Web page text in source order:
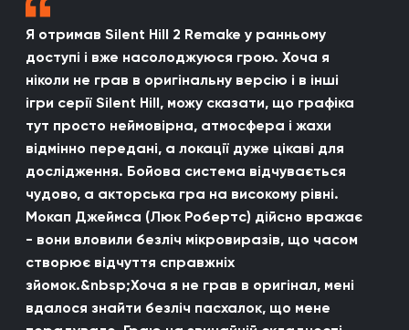
Я отримав Silent Hill 2 Remake у ранньому
доступі і вже насолоджуюся грою. Хоча я
ніколи не грав в оригінальну версію і в інші
ігри серії Silent Hill, можу сказати, що графіка
тут просто неймовірна, атмосфера і жахи
відмінно передані, а локації дуже цікаві для
дослідження. Бойова система відчувається
чудово, а акторська гра на високому рівні.
Мокап Джеймса (Люк Робертс) дійсно вражає
- вони вловили безліч мікровиразів, що часом
створює відчуття справжніх
зйомок.&nbsp;Хоча я не грав в оригінал, мені
вдалося знайти безліч пасхалок, що мене